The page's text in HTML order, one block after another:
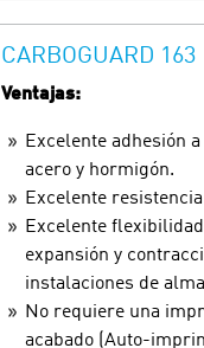
CARBOGUARD 163
Ventajas:
Excelente adhesión
acero y hormigón.
Excelente
Excelente
expansión y
instalaciones de
No requiere una
acabado (Auto-